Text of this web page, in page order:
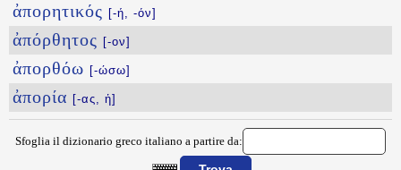
ἀπορητικός [-ή, -όν]
ἀπόρθητος [-ον]
ἀπορθόω [-ώσω]
ἀπορία [-ας, ἡ]
Sfoglia il dizionario greco italiano a partire da: